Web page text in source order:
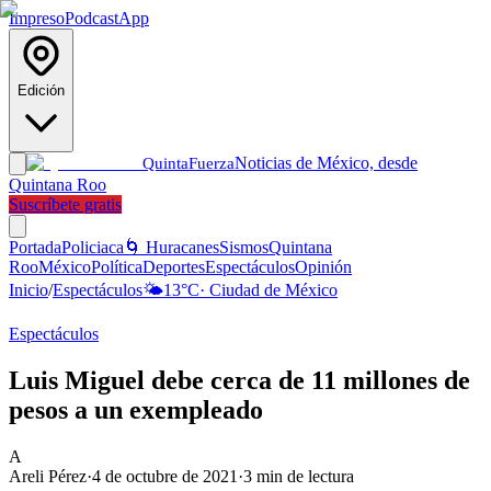
ImpresoPodcastApp
Edición
QuintaFuerzaNoticias de México, desde
Quintana Roo
Suscríbete gratis
PortadaPoliciaca 🌀 HuracanesSismosQuintana
RooMéxicoPolíticaDeportesEspectáculosOpinión
Inicio/Espectáculos🌤️13°C· Ciudad de México
Espectáculos
Luis Miguel debe cerca de 11 millones de
pesos a un exempleado
A
Areli Pérez·4 de octubre de 2021 ·3 min de lectura